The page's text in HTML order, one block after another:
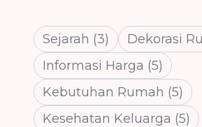
Sejarah (3) Dekorasi
Informasi Harga (5)
Kebutuhan Rumah (5)
Kesehatan Keluarga (5)